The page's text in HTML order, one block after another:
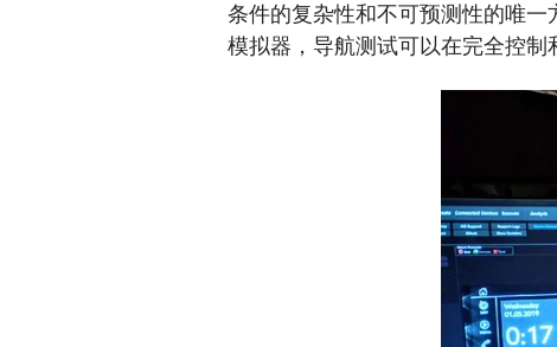
条件的复杂性和不可预测性的唯
模拟器，导航测试可以在完全控制